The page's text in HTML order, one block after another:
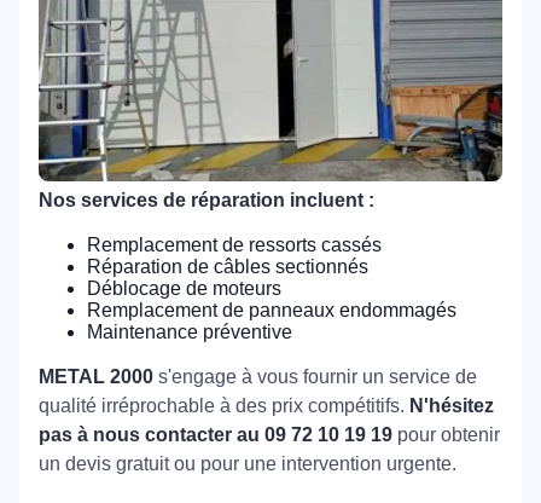
Nos services de réparation incluent :
Remplacement de ressorts cassés
Réparation de câbles sectionnés
Déblocage de moteurs
Remplacement de panneaux endommagés
Maintenance préventive
METAL 2000 s'engage à vous fournir un service de
qualité irréprochable à des prix compétitifs. N'hésitez
pas à nous contacter au 09 72 10 19 19 pour obtenir
un devis gratuit ou pour une intervention urgente.